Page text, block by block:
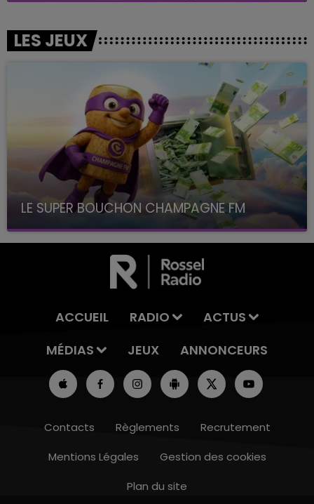
LES JEUX
LE SUPER BOUCHON CHAMPAGNE FM
avec La Famille Champagne FM, à 8H10
ACCUEIL RADIO
ACTUS
MÉDIAS
JEUX ANNONCEURS
Contacts Règlements
Recrutement
Mentions Légales
Gestion des cookies
Plan du site